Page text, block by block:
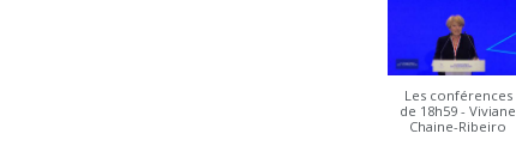
Les conférences
de 18h59 - Viviane
Chaine-Ribeiro